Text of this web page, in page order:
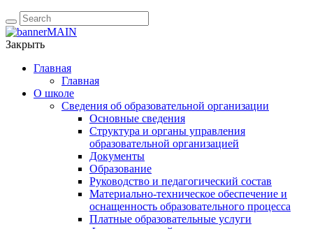
Закрыть
Главная
Главная
О школе
Сведения об образовательной организации
Основные сведения
Структура и органы управления
образовательной организацией
Документы
Образование
Руководство и педагогический состав
Материально-техническое обеспечение и
оснащенность образовательного процесса
Платные образовательные услуги